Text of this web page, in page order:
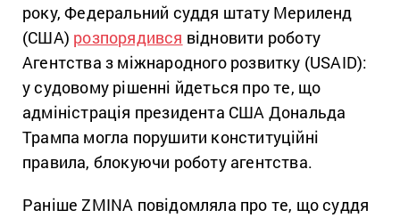
року, Федеральний суддя штату Мериленд
(США) розпорядився відновити роботу
Агентства з міжнародного розвитку (USAID):
у судовому рішенні йдеться про те, що
адміністрація президента США Дональда
Трампа могла порушити конституційні
правила, блокуючи роботу агентства.
Раніше ZMINA повідомляла про те, що суддя